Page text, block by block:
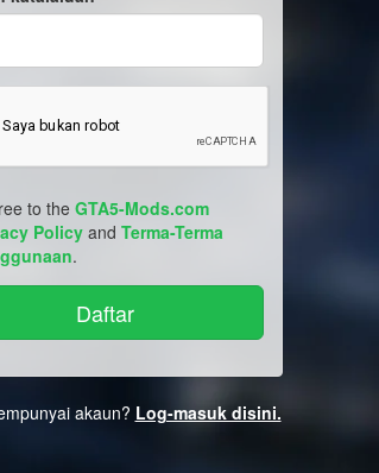
to the GTA5-Mods.com
Policyand Terma-Terma
.
akaun? Log-masuk disini.